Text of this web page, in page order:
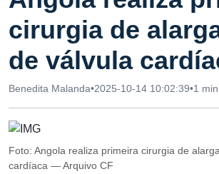
cirurgia de
de válvula
Benedita Malanda•2025-10-14 10:02:39•1
Foto: Angola realiza primeira cirurgia de
cardíaca — Arquivo CF